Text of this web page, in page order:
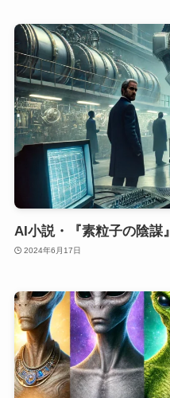
AI小説・『素粒子の陰謀』
2024年6月17日